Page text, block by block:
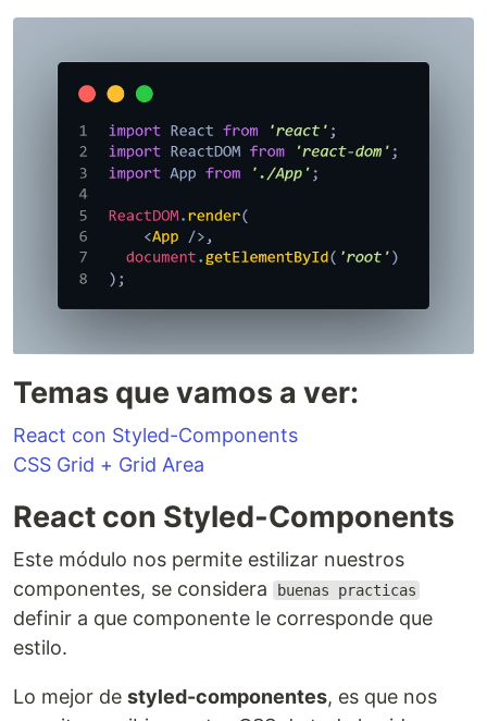
Temas que vamos a ver:
React con Styled-Components
CSS Grid + Grid Area
React con Styled-Components
Este módulo nos permite estilizar nuestros
componentes, se considera
buenas practicas
definir a que componente le corresponde que
estilo.
Lo mejor de styled-componentes, es que nos